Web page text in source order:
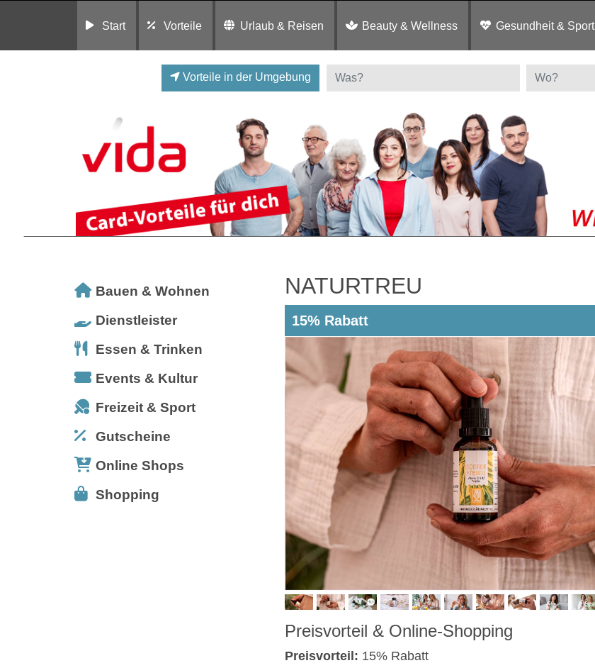
Start Vorteile Urlaub & Reisen Beauty & Wellness Gesundheit & Sport
Vorteile in der Umgebung
Bauen & Wohnen
Dienstleister
Essen & Trinken
Events & Kultur
Freizeit & Sport
Gutscheine
Online Shops
Shopping
NATURTREU
15% Rabatt
Preisvorteil & Online-Shopping
Preisvorteil: 15% Rabatt